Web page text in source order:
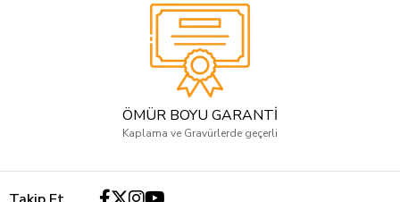
ÖMÜR BOYU GARANTİ
Kaplama ve Gravürlerde geçerli